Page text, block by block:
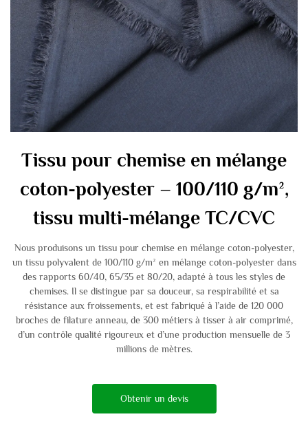
Tissu pour chemise en mélange
coton-polyester – 100/110 g/m²,
tissu multi-mélange TC/CVC
Nous produisons un tissu pour chemise en mélange coton-polyester,
un tissu polyvalent de 100/110 g/m² en mélange coton-polyester dans
des rapports 60/40, 65/35 et 80/20, adapté à tous les styles de
chemises. Il se distingue par sa douceur, sa respirabilité et sa
résistance aux froissements, et est fabriqué à l’aide de 120 000
broches de filature anneau, de 300 métiers à tisser à air comprimé,
d’un contrôle qualité rigoureux et d’une production mensuelle de 3
millions de mètres.
Obtenir un devis